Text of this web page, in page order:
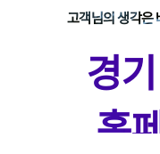
고객님의 생각은
경
홈
함께 만든 포트폴리오